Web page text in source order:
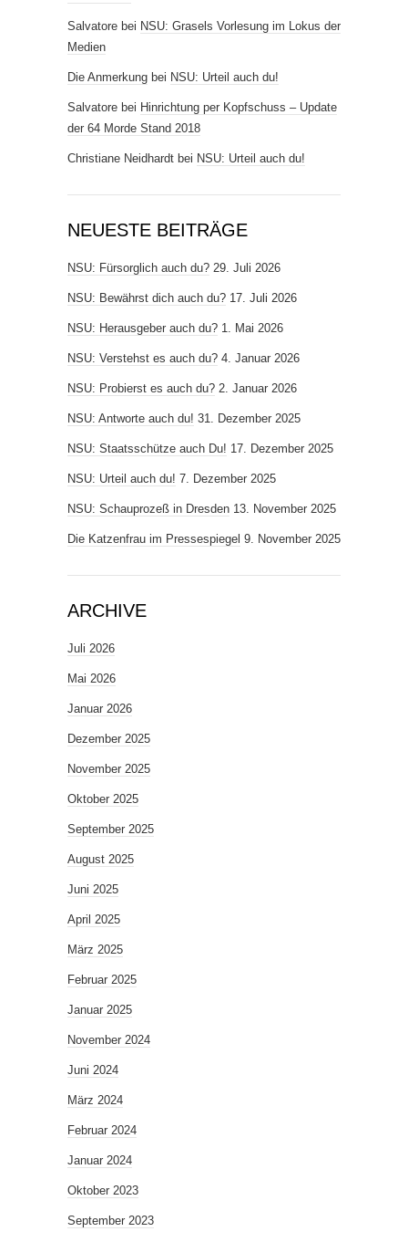
Salvatore bei NSU: Grasels Vorlesung im Lokus der
Medien
Die Anmerkung bei NSU: Urteil auch du!
Salvatore bei Hinrichtung per Kopfschuss – Update
der 64 Morde Stand 2018
Christiane Neidhardt bei NSU: Urteil auch du!
NEUESTE BEITRÄGE
NSU: Fürsorglich auch du? 29. Juli 2026
NSU: Bewährst dich auch du? 17. Juli 2026
NSU: Herausgeber auch du? 1. Mai 2026
NSU: Verstehst es auch du? 4. Januar 2026
NSU: Probierst es auch du? 2. Januar 2026
NSU: Antworte auch du! 31. Dezember 2025
NSU: Staatsschütze auch Du! 17. Dezember 2025
NSU: Urteil auch du! 7. Dezember 2025
NSU: Schauprozeß in Dresden 13. November 2025
Die Katzenfrau im Pressespiegel 9. November 2025
ARCHIVE
Juli 2026
Mai 2026
Januar 2026
Dezember 2025
November 2025
Oktober 2025
September 2025
August 2025
Juni 2025
April 2025
März 2025
Februar 2025
Januar 2025
November 2024
Juni 2024
März 2024
Februar 2024
Januar 2024
Oktober 2023
September 2023